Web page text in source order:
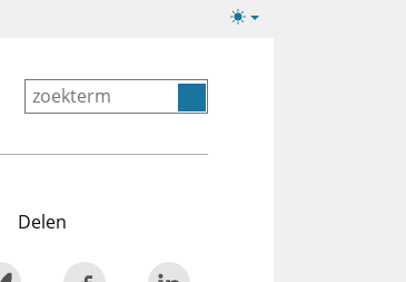
Lichte/donkere
Delen